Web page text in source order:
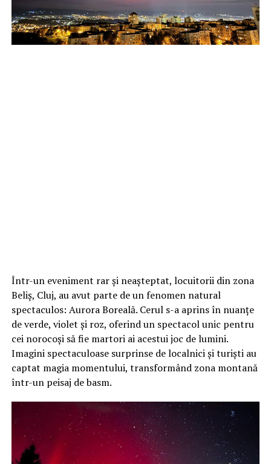
Într-un eveniment rar și neașteptat, locuitorii din zona
Beliș, Cluj, au avut parte de un fenomen natural
spectaculos: Aurora Boreală. Cerul s-a aprins în nuanțe
de verde, violet și roz, oferind un spectacol unic pentru
cei norocoși să fie martori ai acestui joc de lumini.
Imagini spectaculoase surprinse de localnici și turiști au
captat magia momentului, transformând zona montană
într-un peisaj de basm.